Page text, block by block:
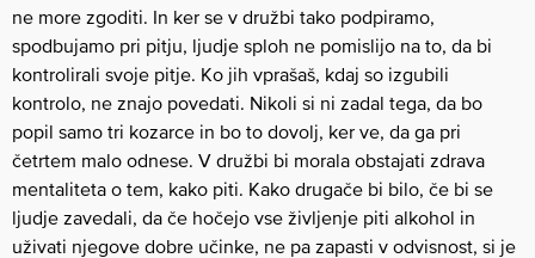
ne more zgoditi. In ker se v družbi tako podpiramo,
spodbujamo pri pitju, ljudje sploh ne pomislijo na to, da bi
kontrolirali svoje pitje. Ko jih vprašaš, kdaj so izgubili
kontrolo, ne znajo povedati. Nikoli si ni zadal tega, da bo
popil samo tri kozarce in bo to dovolj, ker ve, da ga pri
četrtem malo odnese. V družbi bi morala obstajati zdrava
mentaliteta o tem, kako piti. Kako drugače bi bilo, če bi se
ljudje zavedali, da če hočejo vse življenje piti alkohol in
uživati njegove dobre učinke, ne pa zapasti v odvisnost, si je